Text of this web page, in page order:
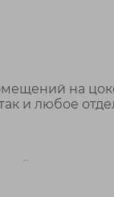
на
и любое
сразу под